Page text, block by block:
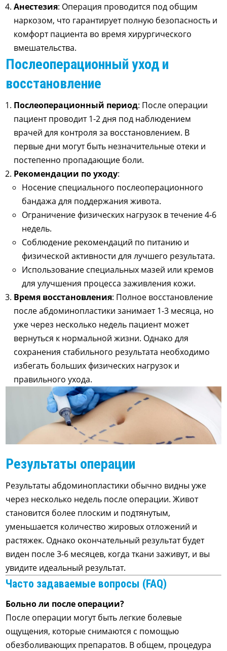
Анестезия: Операция проводится под общим
наркозом, что гарантирует полную безопасность и
комфорт пациента во время хирургического
вмешательства.
Послеоперационный уход и
восстановление
Послеоперационный период: После операции
пациент проводит 1-2 дня под наблюдением
врачей для контроля за восстановлением. В
первые дни могут быть незначительные отеки и
постепенно пропадающие боли.
Рекомендации по уходу:
Носение специального послеоперационного
бандажа для поддержания живота.
Ограничение физических нагрузок в течение 4-6
недель.
Соблюдение рекомендаций по питанию и
физической активности для лучшего результата.
Использование специальных мазей или кремов
для улучшения процесса заживления кожи.
Время восстановления: Полное восстановление
после абдоминопластики занимает 1-3 месяца, но
уже через несколько недель пациент может
вернуться к нормальной жизни. Однако для
сохранения стабильного результата необходимо
избегать больших физических нагрузок и
правильного ухода.
Результаты операции
Результаты абдоминопластики обычно видны уже
через несколько недель после операции. Живот
становится более плоским и подтянутым,
уменьшается количество жировых отложений и
растяжек. Однако окончательный результат будет
виден после 3-6 месяцев, когда ткани заживут, и вы
увидите идеальный результат.
Часто задаваемые вопросы (FAQ)
Больно ли после операции?
После операции могут быть легкие болевые
ощущения, которые снимаются с помощью
обезболивающих препаратов. В общем, процедура